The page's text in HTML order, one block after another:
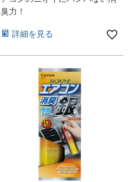
臭力！
詳細を見る